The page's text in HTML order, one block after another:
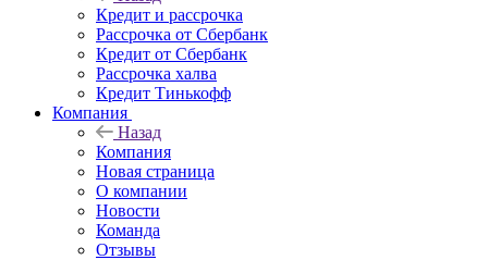
Кредит и рассрочка
Рассрочка от Сбербанк
Кредит от Сбербанк
Рассрочка халва
Кредит Тинькофф
Компания
Назад
Компания
Новая страница
О компании
Новости
Команда
Отзывы